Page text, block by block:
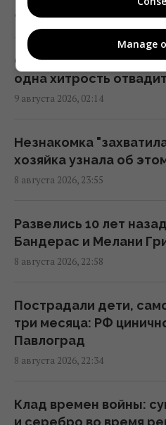
Выглядит недовольным
мастером
этой удивительной
00:30 воскресенье, 09 августа 2026
Европейские реки
питьевой воды
23:53 суббота, 08 августа 2026
от российского
23:26 суббота, 08 августа 2026
кости "морских
обнаружили его
23:23 суббота, 08 августа 2026
Павлограда: есть
22:39 суббота, 08 августа 2026
9 августа 2026, 03:31
Осы исчезнут с
одна хитрость
9 августа 2026, 02:14
Незнакомка
хозяйка узнала об
8 августа 2026, 23:55
Развелись 10 лет
Бандерас и Мелани
8 августа 2026, 22:58
Пострадали дети,
три месяца: РФ
Павлоград
8 августа 2026, 22:34
Клад времен войны:
и серебро во время
Manage